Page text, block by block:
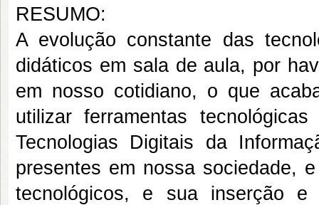
RESUMO:
A evolução constante das
didáticos em sala de aula, por
em nosso cotidiano, o que
utilizar ferramentas
Tecnologias Digitais da
presentes em nossa sociedade,
tecnológicos, e sua inserção